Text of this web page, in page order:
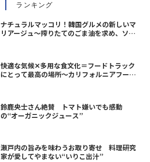
ランキング
ナチュラルマッコリ！韓国グルメの新しいマ
リアージュ～搾りたてのごま油を求め、ソウ
快適な気候✕多用な食文化＝フードトラック
にとって最高の場所〜カリフォルニアフード
鈴鹿央士さん絶賛 トマト嫌いでも感動
の“オーガニックジュース”
瀬戸内の旨みを味わうお取り寄せ 料理研究
家が愛してやまない“いりこ出汁”